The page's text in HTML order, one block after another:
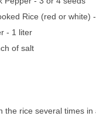
Rice (red or white)
- 1 liter
of salt
the rice several times